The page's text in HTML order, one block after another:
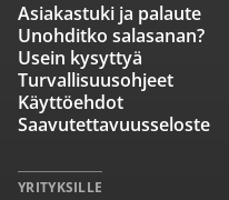
Asiakastuki ja palaute
Unohditko salasanan?
Usein kysyttyä
Turvallisuusohjeet
Käyttöehdot
Saavutettavuusseloste
YRITYKSILLE